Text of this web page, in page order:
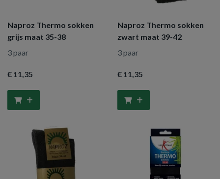
Naproz Thermo sokken
grijs maat 35-38
3 paar
€ 11,35
Naproz Thermo sokken
zwart maat 39-42
3 paar
€ 11,35